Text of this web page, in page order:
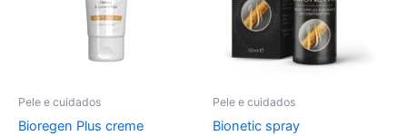
Pele e cuidados
Bioregen Plus creme
Pele e cuidados
Bionetic spray